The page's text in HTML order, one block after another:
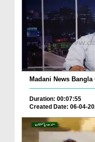
Madani News Bangla
Duration: 00:07:55
Created Date: 06-04-